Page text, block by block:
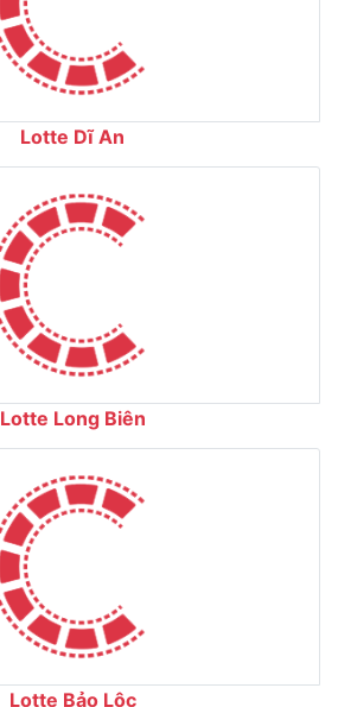
Lotte Dĩ An
Lotte Long Biên
Lotte Bảo Lộc